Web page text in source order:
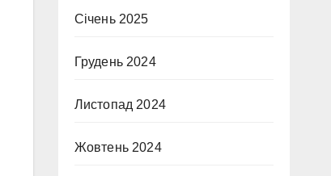
Січень 2025
Грудень 2024
Листопад 2024
Жовтень 2024